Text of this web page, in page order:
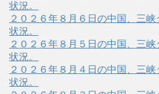
状況。
２０２６年８月６日の中国、三
状況。
２０２６年８月５日の中国、三
状況。
２０２６年８月４日の中国、三
状況。